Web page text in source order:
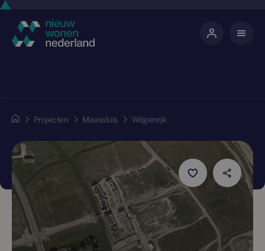
Projecten Maassluis Wilgenrijk